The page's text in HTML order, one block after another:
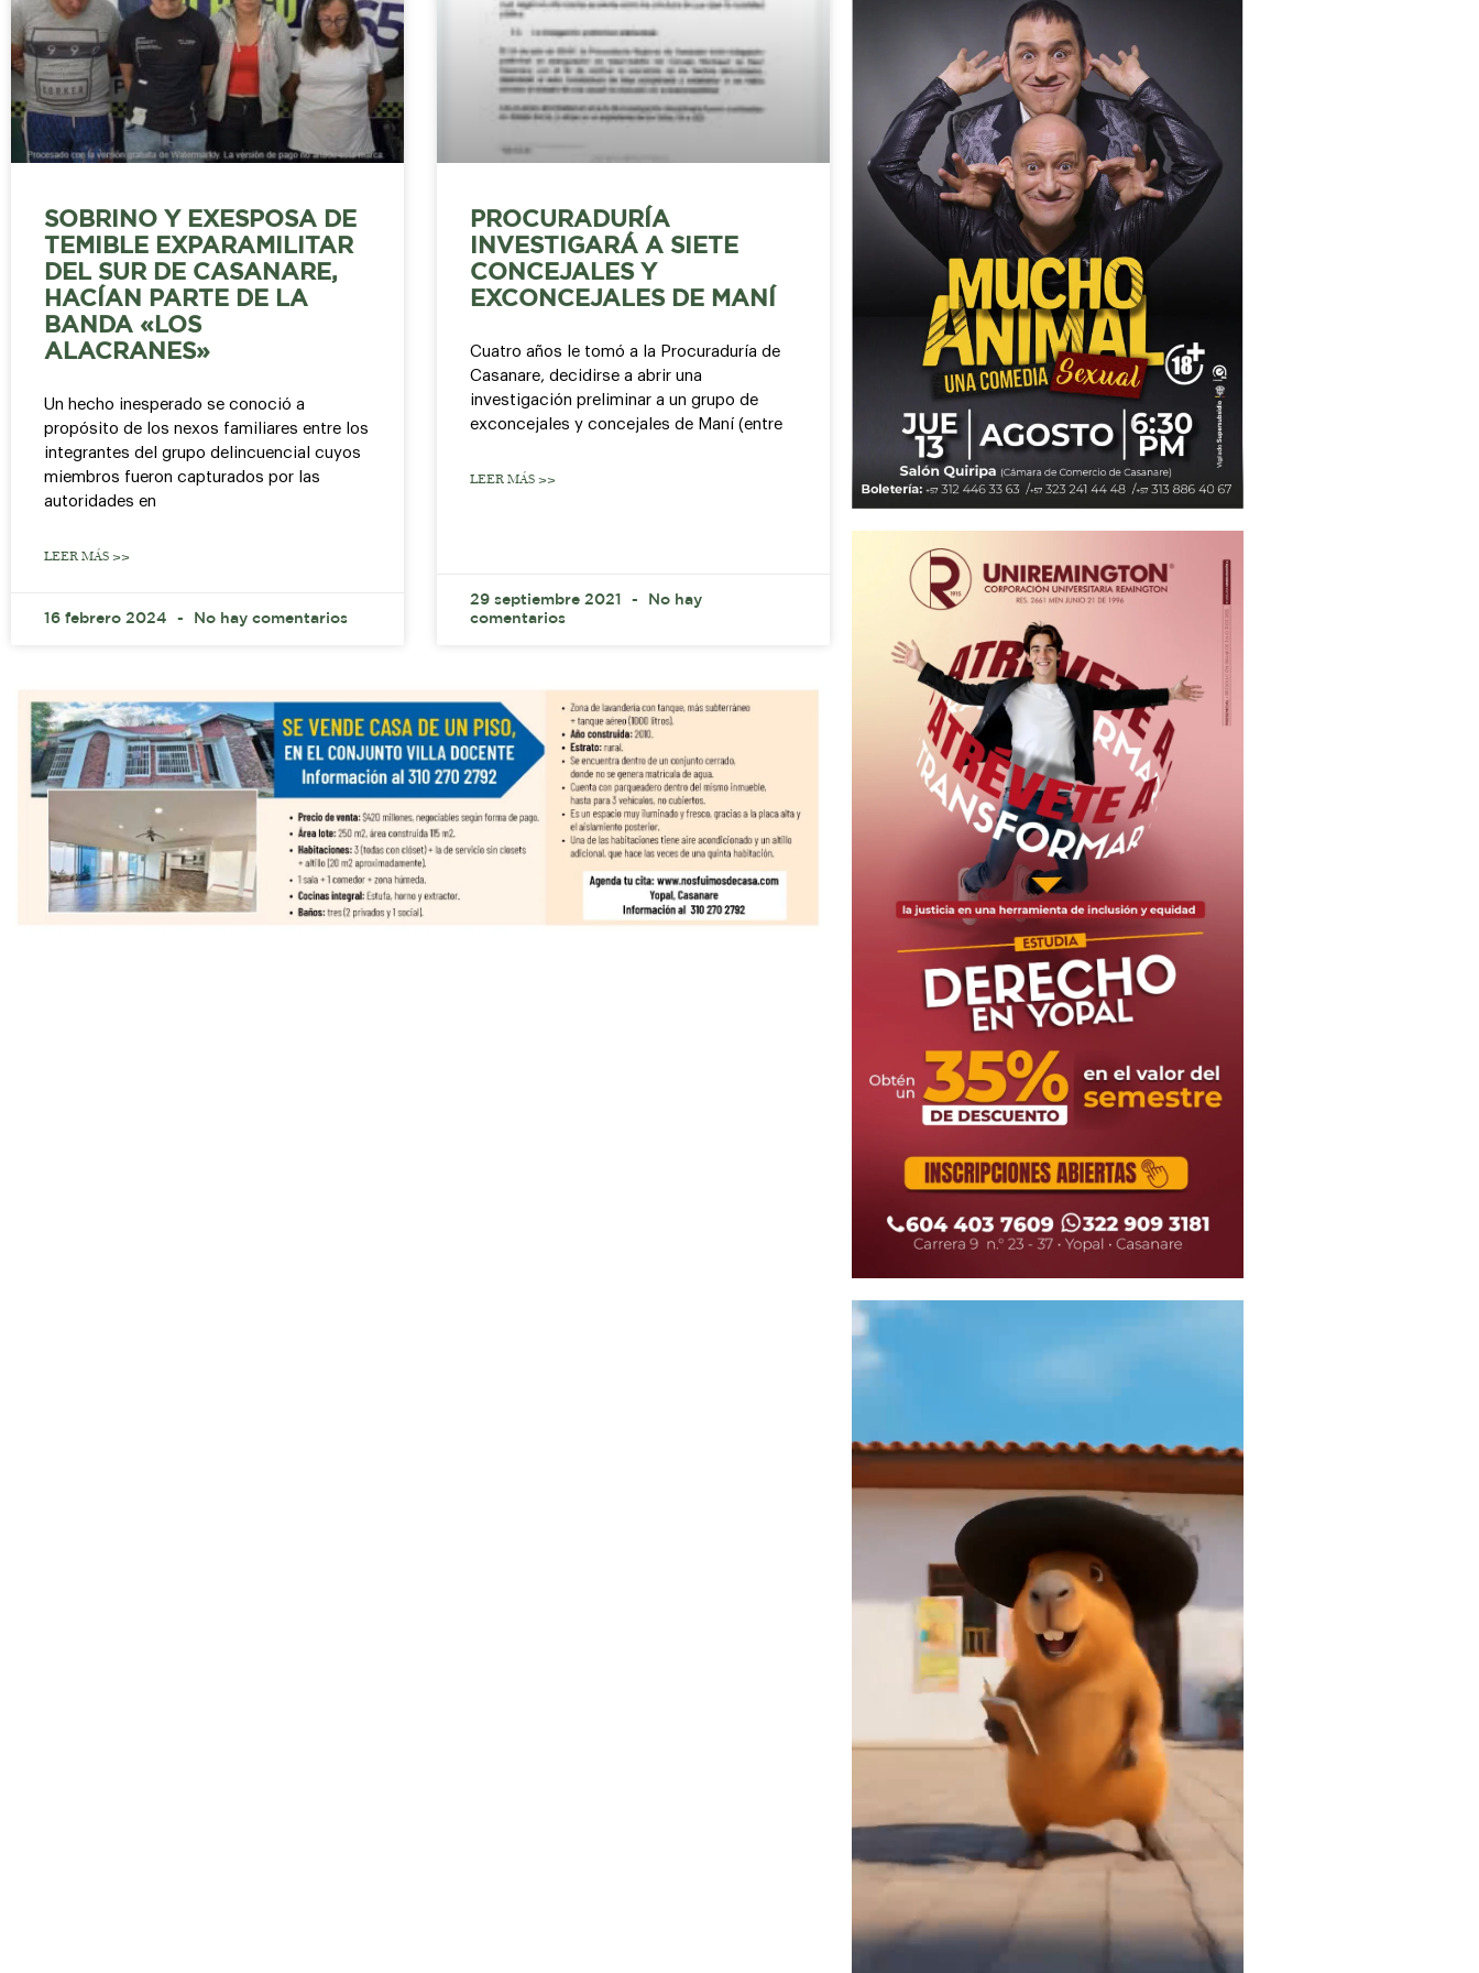
SOBRINO Y EXESPOSA DE
TEMIBLE EXPARAMILITAR
DEL SUR DE CASANARE,
HACÍAN PARTE DE LA
BANDA «LOS
ALACRANES»
Un hecho inesperado se conoció a
propósito de los nexos familiares entre los
integrantes del grupo delincuencial cuyos
miembros fueron capturados por las
autoridades en
LEER MÁS >>
16 febrero 2024 No hay comentarios
PROCURADURÍA
INVESTIGARÁ A SIETE
CONCEJALES Y
EXCONCEJALES DE MANÍ
Cuatro años le tomó a la Procuraduría de
Casanare, decidirse a abrir una
investigación preliminar a un grupo de
exconcejales y concejales de Maní (entre
LEER MÁS >>
29 septiembre 2021
No hay
comentarios